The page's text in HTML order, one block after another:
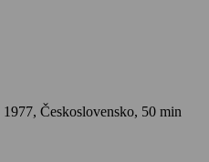
1977, Československo, 50 min